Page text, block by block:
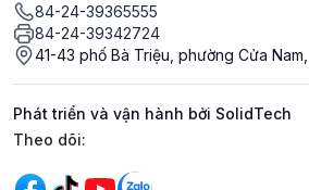
84-24-39365555
84-24-39342724
41-43 phố Bà Triệu, phường Cửa
Phát triển và vận hành bởi SolidTech
Mạng xã hội
Theo dõi: